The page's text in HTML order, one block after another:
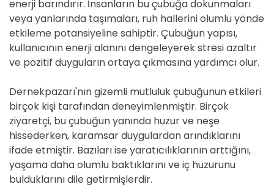
enerji barındırır. İnsanların bu çubuğa dokunmaları
veya yanlarında taşımaları, ruh hallerini olumlu yönde
etkileme potansiyeline sahiptir. Çubuğun yapısı,
kullanıcının enerji alanını dengeleyerek stresi azaltır
ve pozitif duyguların ortaya çıkmasına yardımcı olur.
Dernekpazarı'nın gizemli mutluluk çubuğunun etkileri
birçok kişi tarafından deneyimlenmiştir. Birçok
ziyaretçi, bu çubuğun yanında huzur ve neşe
hissederken, karamsar duygulardan arındıklarını
ifade etmiştir. Bazıları ise yaratıcılıklarının arttığını,
yaşama daha olumlu baktıklarını ve iç huzurunu
bulduklarını dile getirmişlerdir.